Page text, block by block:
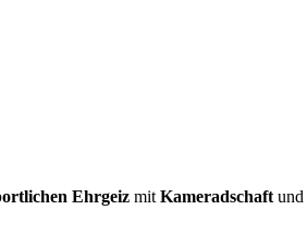
Ehrgeiz mit Kameradschaft und